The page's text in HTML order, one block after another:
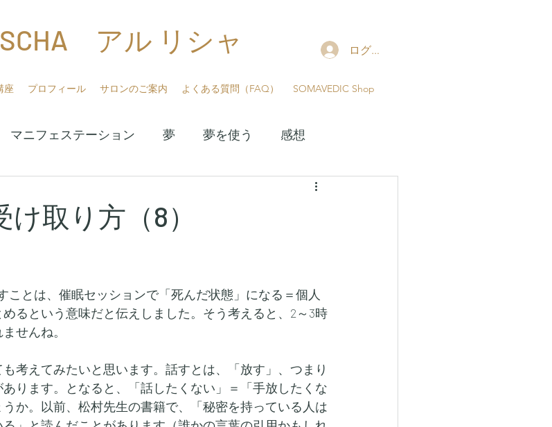
アル リシャ ログイン
座 プロフィール サロンのご案内 よくある質問（FAQ） SOMAVEDIC Shop
マニフェステーション 夢 夢を使う 感想
ス
取り方（8）
ことは、催眠セッションで「死んだ状態」になる＝個人
るという意味だと伝えしました。そう考えると、2～3時
せんね。
考えてみたいと思います。話すとは、「放す」、つまり
あります。となると、「話したくない」＝「手放したくな
か。以前、松村先生の書籍で、「秘密を持っている人は